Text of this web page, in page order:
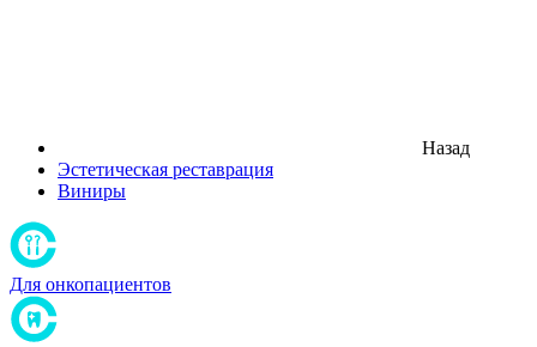
Назад
Эстетическая реставрация
Виниры
Для онкопациентов